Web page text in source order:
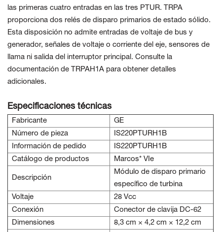
las primeras cuatro entradas en las tres PTUR. TRPA
proporciona dos relés de disparo primarios de estado sólido.
Esta disposición no admite entradas de voltaje de bus y
generador, señales de voltaje o corriente del eje, sensores de
llama ni salida del interruptor principal. Consulte la
documentación de TRPAH1A para obtener detalles
adicionales.
Especificaciones técnicas
Fabricante
GE
Número de pieza
IS220PTURH1B
Información de pedido
IS220PTURH1B
Catálogo de productos
Marcos* VIe
Descripción
Módulo de disparo primario
específico de turbina
Voltaje
28 Vcc
Conexión
Conector de clavija DC-62
Dimensiones
8,3 cm × 4,2 cm × 12,2 cm